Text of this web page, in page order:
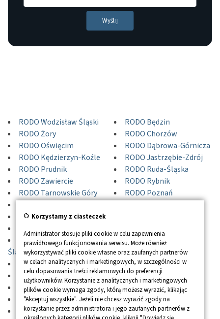
RODO Wodzisław Śląski
RODO Żory
RODO Oświęcim
RODO Kędzierzyn-Koźle
RODO Prudnik
RODO Zawiercie
RODO Tarnowskie Góry
RODO Racibórz
RODO Piekary Śląskie
RODO Siemanowice
Śląskie
RODO Mysłowice
RODO Jaworzno
RODO Tychy
RODO Częstochowa
RODO Gliwice
RODO Będzin
RODO Chorzów
RODO Dąbrowa-Górnicza
RODO Jastrzębie-Zdrój
RODO Ruda-Śląska
RODO Rybnik
RODO Poznań
RODO Warszawa
RODO Kraków
RODO Opole
RODO Łódź
RODO Lublin
RODO Toruń
RODO Wrocław
RODO Sosnowiec
cookie Korzystamy z ciasteczek
Administrator stosuje pliki cookie w celu zapewnienia
prawidłowego funkcjonowania serwisu. Może również
wykorzystywać pliki cookie własne oraz zaufanych partnerów
w celach analitycznych i marketingowych, w szczególności w
celu dopasowania treści reklamowych do preferencji
użytkowników. Korzystanie z analitycznych i marketingowych
plików cookie wymaga zgody, którą możesz wyrazić, klikając
"Akceptuj wszystkie". Jeżeli nie chcesz wyrazić zgody na
korzystanie przez administratora i jego zaufanych partnerów z